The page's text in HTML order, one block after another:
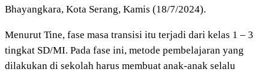
Bhayangkara, Kota Serang, Kamis (18/7/2024).
Menurut Tine, fase masa transisi itu terjadi dari kelas 1 – 3
tingkat SD/MI. Pada fase ini, metode pembelajaran yang
dilakukan di sekolah harus membuat anak-anak selalu